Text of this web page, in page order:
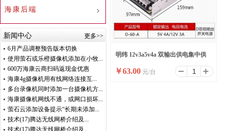
海康后端
新闻中心
更多>>
6月产品调整预告版本切换
使用萤石或乐橙摄像机添加在小牧...
600万海康云商扫码返现金优惠
海康4g摄像机用有线网络连接互...
多台录像机同时添加一台摄像机方...
海康摄像机网线不通，或网口损坏...
萤石云添加设备提示“长期未添加...
技术(17)腾达无线网桥介绍及...
技术(17)腾达无线网桥介绍及...
明纬 12v3a5v4a 双输出供电集中供
电电源
￥63.00 元/台